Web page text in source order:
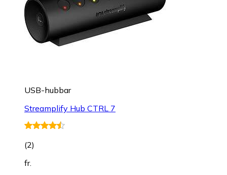
USB-hubbar
Streamplify Hub CTRL 7
(2)
fr.